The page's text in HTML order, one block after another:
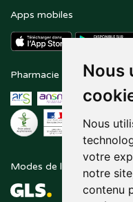
Nous
Nous
votre
notre
contenu
Apps mobiles
Pharmacie en ligne agréée
Modes de livraison